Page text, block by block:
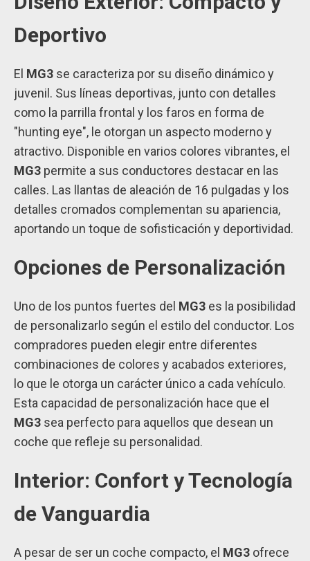
Deportivo
El MG3 se caracteriza por su diseño dinámico y
juvenil. Sus líneas deportivas, junto con detalles
como la parrilla frontal y los faros en forma de
"hunting eye", le otorgan un aspecto moderno y
atractivo. Disponible en varios colores vibrantes, el
MG3 permite a sus conductores destacar en las
calles. Las llantas de aleación de 16 pulgadas y los
detalles cromados complementan su apariencia,
aportando un toque de sofisticación y deportividad.
Opciones de Personalización
Uno de los puntos fuertes del MG3 es la posibilidad
de personalizarlo según el estilo del conductor. Los
compradores pueden elegir entre diferentes
combinaciones de colores y acabados exteriores,
lo que le otorga un carácter único a cada vehículo.
Esta capacidad de personalización hace que el
MG3 sea perfecto para aquellos que desean un
coche que refleje su personalidad.
Interior: Confort y Tecnología
de Vanguardia
A pesar de ser un coche compacto, el MG3 ofrece